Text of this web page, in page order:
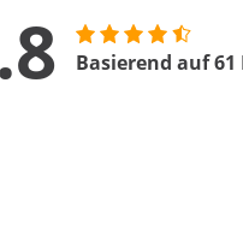
Basierend auf